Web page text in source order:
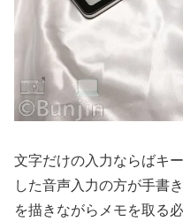
文字だけの入力ならばキ
した音声入力の方が手書
を描きながらメモを取る